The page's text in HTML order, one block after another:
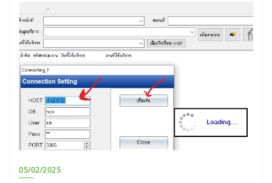
05/02/2025